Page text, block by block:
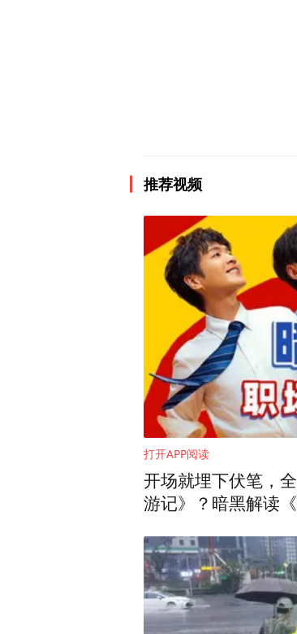
推荐视频
打开APP阅读
开场就埋下伏笔，
游记》？暗黑解读